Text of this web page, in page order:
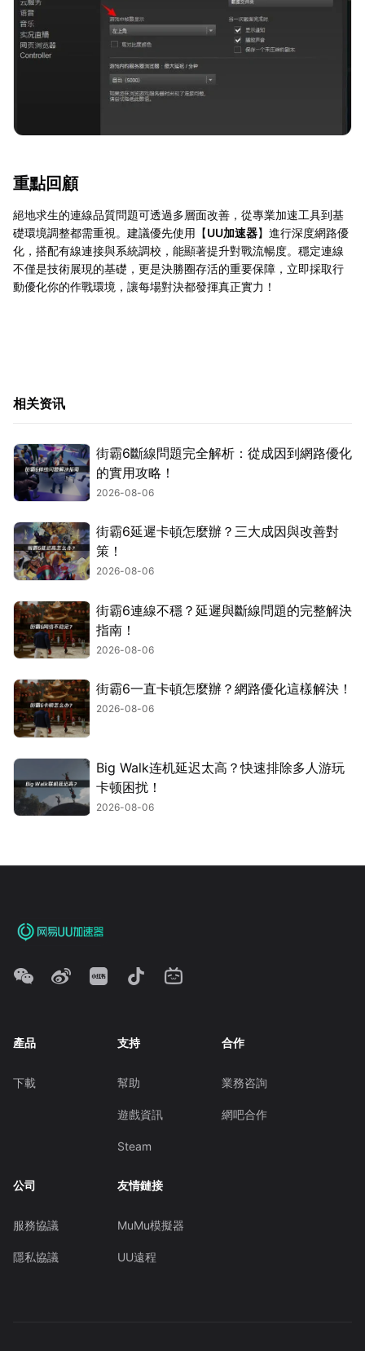
重點回顧
絕地求生的連線品質問題可透過多層面改善，從專業加速工具到基
礎環境調整都需重視。建議優先使用【UU加速器】進行深度網路優
化，搭配有線連接與系統調校，能顯著提升對戰流暢度。穩定連線
不僅是技術展現的基礎，更是決勝圈存活的重要保障，立即採取行
動優化你的作戰環境，讓每場對決都發揮真正實力！
相关资讯
街霸6斷線問題完全解析：從成因到網路優化
的實用攻略！
2026-08-06
街霸6延遲卡頓怎麼辦？三大成因與改善對
策！
2026-08-06
街霸6連線不穩？延遲與斷線問題的完整解決
指南！
2026-08-06
街霸6一直卡頓怎麼辦？網路優化這樣解決！
2026-08-06
Big Walk连机延迟太高？快速排除多人游玩
卡顿困扰！
2026-08-06
產品
下載
支持
幫助
遊戲資訊
Steam
合作
業務咨詢
網吧合作
公司
服務協議
隱私協議
友情鏈接
MuMu模擬器
UU遠程